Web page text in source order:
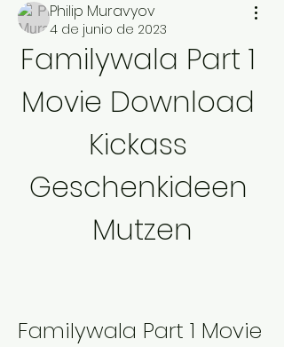
Philip Muravyov
4 de junio de 2023
Familywala Part 1
Movie Download
Kickass
Geschenkideen
Mutzen
Familywala Part 1 Movie